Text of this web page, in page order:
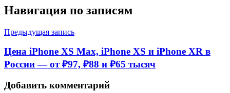
Навигация по записям
Предыдущая запись
Цена iPhone XS Max, iPhone XS и iPhone XR в
России — от ₽97, ₽88 и ₽65 тысяч
Добавить комментарий